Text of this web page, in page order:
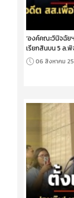
‘องค์คณะวินิจฉัย
เรียกสินบน 5 ล.
06 สิงหาคม